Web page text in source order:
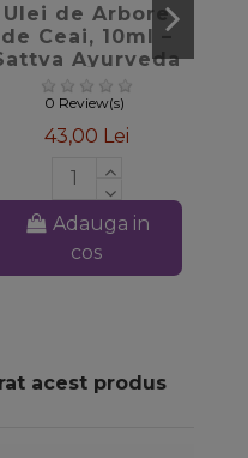
Ulei de Arbore
de Ceai, 10ml –
Ayurveda
0 Review(s)
43,00 Lei
Adauga in
cos
acest produs